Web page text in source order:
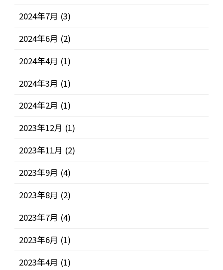
2024年7月 (3)
2024年6月 (2)
2024年4月 (1)
2024年3月 (1)
2024年2月 (1)
2023年12月 (1)
2023年11月 (2)
2023年9月 (4)
2023年8月 (2)
2023年7月 (4)
2023年6月 (1)
2023年4月 (1)